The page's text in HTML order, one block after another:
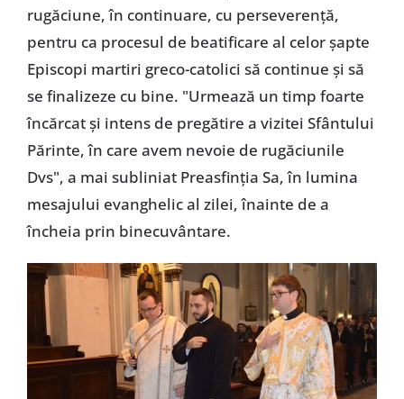
rugăciune, în continuare, cu perseverență,
pentru ca procesul de beatificare al celor șapte
Episcopi martiri greco-catolici să continue și să
se finalizeze cu bine. "Urmează un timp foarte
încărcat și intens de pregătire a vizitei Sfântului
Părinte, în care avem nevoie de rugăciunile
Dvs", a mai subliniat Preasfinția Sa, în lumina
mesajului evanghelic al zilei, înainte de a
încheia prin binecuvântare.